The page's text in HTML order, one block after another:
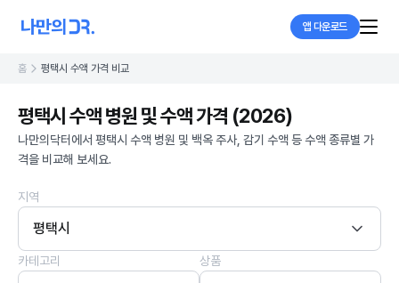
앱 다운로드
홈 평택시 수액 가격 비교
평택시 수액 병원 및 수액 가격 (2026)
나만의닥터에서 평택시 수액 병원 및 백옥 주사, 감기 수액 등 수액 종류별 가
격을 비교해 보세요.
지역
평택시
카테고리 상품